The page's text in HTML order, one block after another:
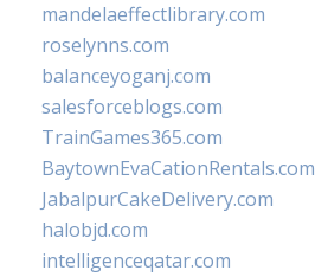
mandelaeffectlibrary.com
roselynns.com
balanceyoganj.com
salesforceblogs.com
TrainGames365.com
BaytownEvaCationRentals.com
JabalpurCakeDelivery.com
halobjd.com
intelligenceqatar.com